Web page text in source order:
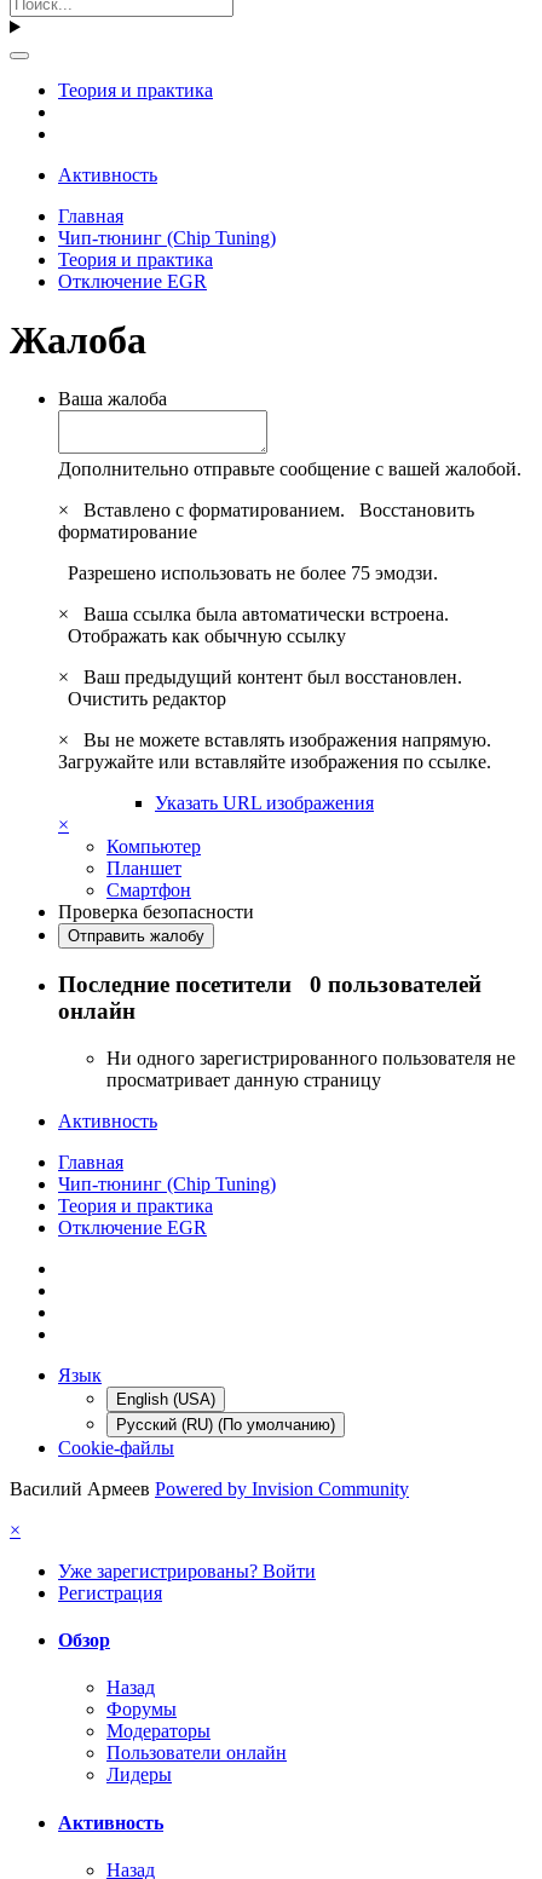
Теория и практика
Активность
Главная
Чип-тюнинг (Chip Tuning)
Теория и практика
Отключение EGR
Жалоба
Ваша жалоба
Дополнительно отправьте сообщение с вашей жалобой.
×
Вставлено с форматированием. Восстановить
форматирование
Разрешено использовать не более 75 эмодзи.
×
Ваша ссылка была автоматически встроена.
Отображать как обычную ссылку
×
Ваш предыдущий контент был восстановлен.
Очистить редактор
×
Вы не можете вставлять изображения напрямую.
Загружайте или вставляйте изображения по ссылке.
Указать URL изображения
×
Компьютер
Планшет
Смартфон
Проверка безопасности
Отправить жалобу
Последние посетители 0 пользователей
онлайн
Ни одного зарегистрированного пользователя не
просматривает данную страницу
Активность
Главная
Чип-тюнинг (Chip Tuning)
Теория и практика
Отключение EGR
Язык
English (USA)
Русский (RU) (По умолчанию)
Cookie-файлы
Василий Армеев Powered by Invision Community
×
Уже зарегистрированы? Войти
Регистрация
Обзор
Назад
Форумы
Модераторы
Пользователи онлайн
Лидеры
Активность
Назад